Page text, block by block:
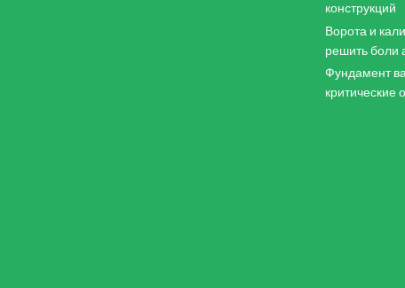
конструкций
Ворота и
решить боли
Фундамент
критические